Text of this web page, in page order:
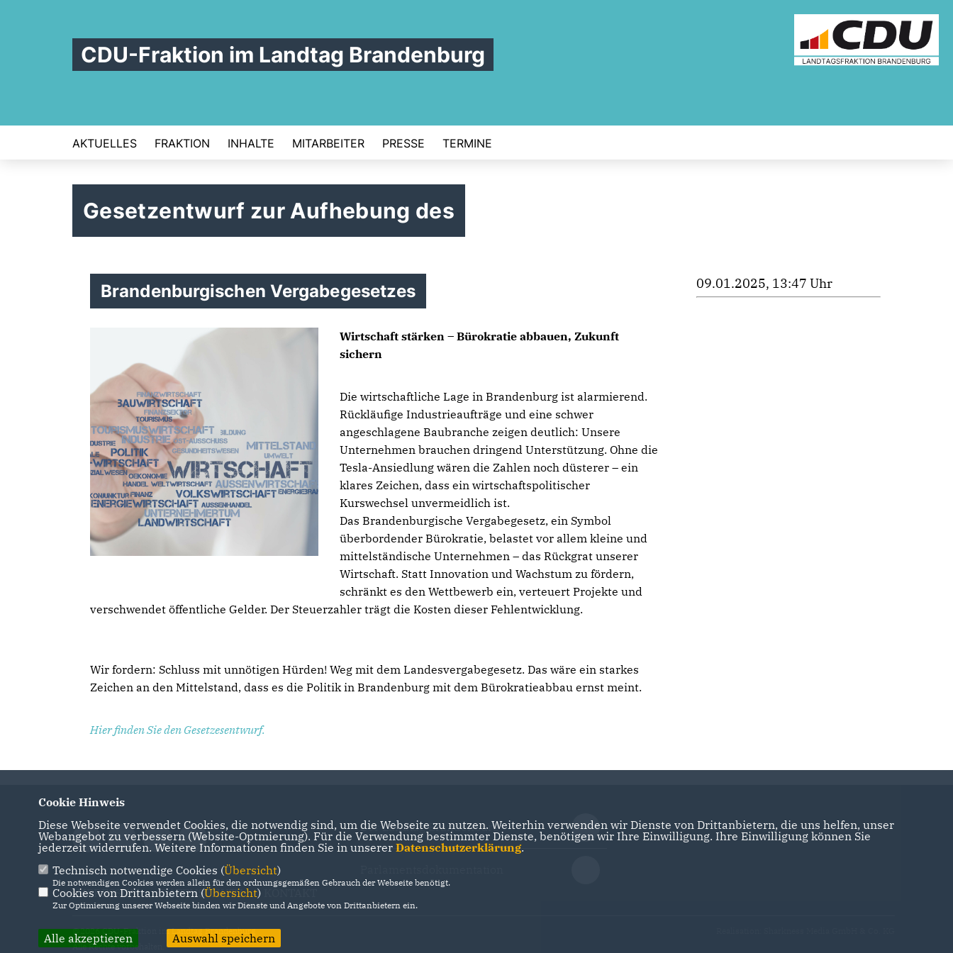
CDU-Fraktion im Landtag Brandenburg
AKTUELLES FRAKTION INHALTE MITARBEITER PRESSE TERMINE
Gesetzentwurf zur Aufhebung des
Brandenburgischen Vergabegesetzes
Wirtschaft stärken – Bürokratie abbauen, Zukunft
sichern
Die wirtschaftliche Lage in Brandenburg ist alarmierend.
Rückläufige Industrieaufträge und eine schwer
angeschlagene Baubranche zeigen deutlich: Unsere
Unternehmen brauchen dringend Unterstützung. Ohne die
Tesla-Ansiedlung wären die Zahlen noch düsterer – ein
klares Zeichen, dass ein wirtschaftspolitischer
Kurswechsel unvermeidlich ist.
Das Brandenburgische Vergabegesetz, ein Symbol
überbordender Bürokratie, belastet vor allem kleine und
mittelständische Unternehmen – das Rückgrat unserer
Wirtschaft. Statt Innovation und Wachstum zu fördern,
schränkt es den Wettbewerb ein, verteuert Projekte und
verschwendet öffentliche Gelder. Der Steuerzahler trägt die Kosten dieser Fehlentwicklung.
Wir fordern: Schluss mit unnötigen Hürden! Weg mit dem Landesvergabegesetz. Das wäre ein starkes
Zeichen an den Mittelstand, dass es die Politik in Brandenburg mit dem Bürokratieabbau ernst meint.
Hier finden Sie den Gesetzesentwurf.
09.01.2025, 13:47 Uhr
IMPRESSUM DATENSCHUTZ
Der Landtag Brandenburg
@2026 CDU-Fraktion im Landtag Brandenburg
Alle Rechte vorbehalten.
Cookie Hinweis
Diese Webseite verwendet Cookies, die notwendig sind, um die Webseite zu nutzen. Weiterhin verwenden wir Dienste von Drittanbietern, die uns helfen, unser
Webangebot zu verbessern (Website-Optmierung). Für die Verwendung bestimmter Dienste, benötigen wir Ihre Einwilligung. Ihre Einwilligung können Sie
jederzeit widerrufen. Weitere Informationen finden Sie in unserer Datenschutzerklärung.
Technisch notwendige Cookies (Übersicht)
Die notwendigen Cookies werden allein für den ordnungsgemäßen Gebrauch der Webseite benötigt.
Cookies von Drittanbietern (Übersicht)
Zur Optimierung unserer Webseite binden wir Dienste und Angebote von Drittanbietern ein.
Alle akzeptieren Auswahl speichern